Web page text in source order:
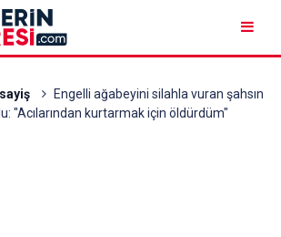
Engelli ağabeyini silahla vuran şahsın
"Acılarından kurtarmak için öldürdüm"